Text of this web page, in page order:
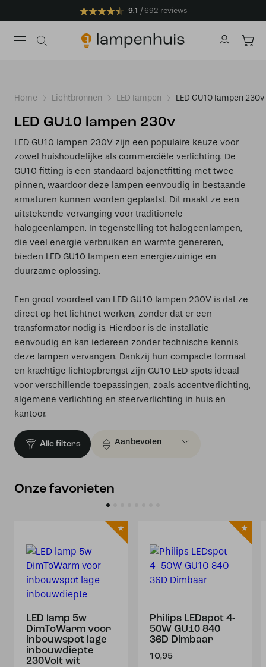
9.1 692 reviews
Home Lichtbronnen LED lampen LED GU10 lampen 230v
LED GU10 lampen 230v
LED GU10 lampen 230V zijn een populaire keuze voor
zowel huishoudelijke als commerciële verlichting. De
GU10 fitting is een standaard bajonetfitting met twee
pinnen, waardoor deze lampen eenvoudig in bestaande
armaturen kunnen worden geplaatst. Dit maakt ze een
uitstekende vervanging voor traditionele
halogeenlampen. In tegenstelling tot halogeenlampen,
die veel energie verbruiken en warmte genereren,
bieden LED GU10 lampen een energiezuinige en
duurzame oplossing.
Een groot voordeel van LED GU10 lampen 230V is dat ze
direct op het lichtnet werken, zonder dat er een
transformator nodig is. Hierdoor is de installatie
eenvoudig en kan iedereen zonder technische kennis
deze lampen vervangen. Dankzij hun compacte formaat
en krachtige lichtopbrengst zijn GU10 LED spots ideaal
voor verschillende toepassingen, zoals accentverlichting,
algemene verlichting en sfeerverlichting in huis en
kantoor.
Alle filters
Onze favorieten
LED lamp 5w
DimToWarm voor
inbouwspot lage
inbouwdiepte
230Volt wit
Philips LEDspot 4-
50W GU10 840
36D Dimbaar
10,95